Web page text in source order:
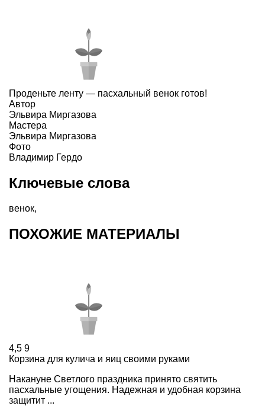
Проденьте ленту — пасхальный венок готов!
Автор
Эльвира Миргазова
Мастера
Эльвира Миргазова
Фото
Владимир Гердо
Ключевые слова
венок,
ПОХОЖИЕ МАТЕРИАЛЫ
4,5 9
Корзина для кулича и яиц своими руками
Накануне Светлого праздника принято святить
пасхальные угощения. Надежная и удобная корзина
защитит ...